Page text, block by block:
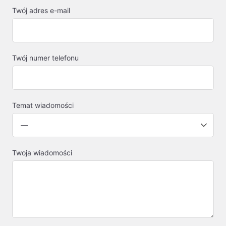
Twój adres e-mail
Twój numer telefonu
Temat wiadomości
Twoja wiadomości